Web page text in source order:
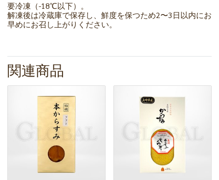
要冷凍（-18℃以下）。
解凍後は冷蔵庫で保存し、鮮度を保つため2〜3日以内にお
早めにお召し上がりください。
関連商品